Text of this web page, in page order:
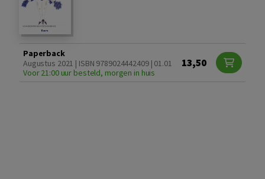
Paperback
Augustus 2021 | ISBN 9789024442409 | 01.01
Voor 21:00 uur besteld, morgen in huis
13,50